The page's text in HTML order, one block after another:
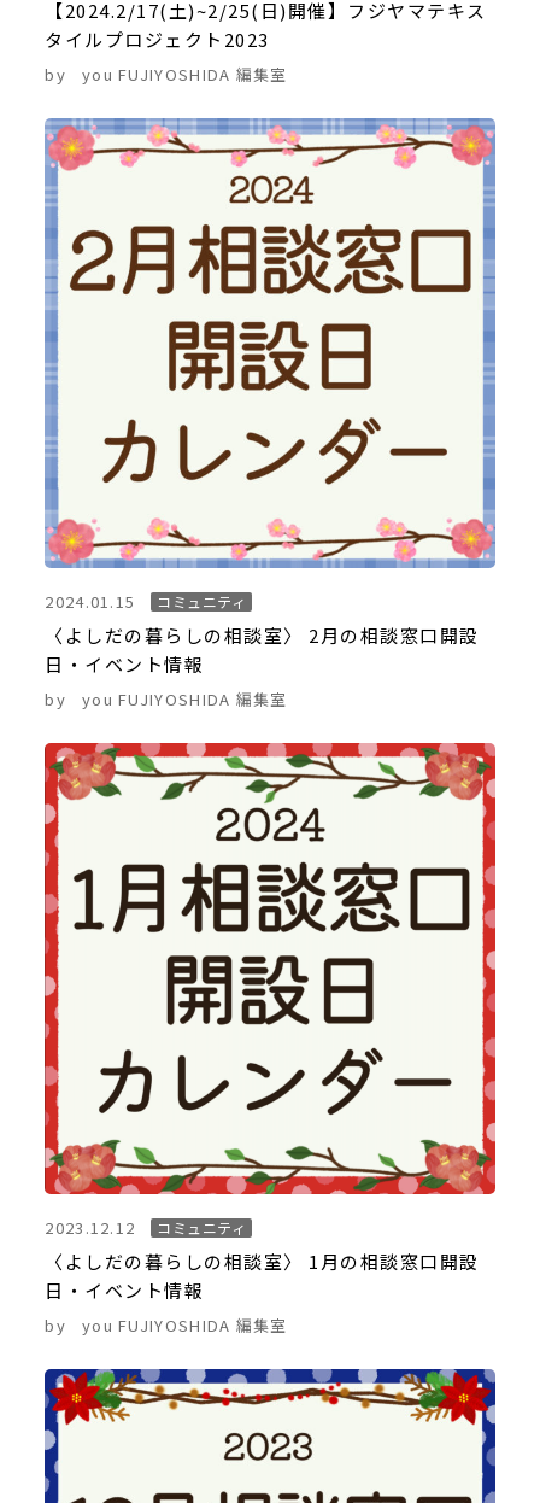
【2024.2/17(土)~2/25(日)開催】フジヤマテキス
タイルプロジェクト2023
by you FUJIYOSHIDA 編集室
2024.01.15 コミュニティ
〈よしだの暮らしの相談室〉 2月の相談窓口開設
日・イベント情報
by you FUJIYOSHIDA 編集室
2023.12.12 コミュニティ
〈よしだの暮らしの相談室〉 1月の相談窓口開設
日・イベント情報
by you FUJIYOSHIDA 編集室